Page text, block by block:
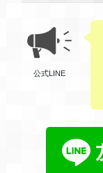
公式LINE